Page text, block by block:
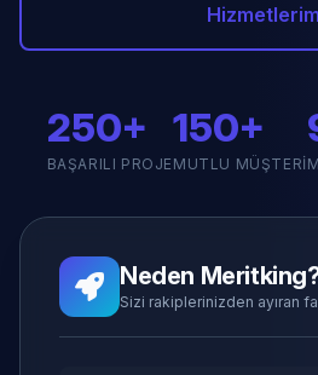
250+
BAŞARILI PROJE
150+
MUTLU MÜŞTERI
Neden
Sizi rakiplerinizden ayıran